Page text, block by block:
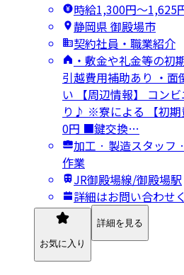
時給1,300円〜1,625
静岡県 御殿場市
契約社員・職業紹介
・敷金や礼金等の初
引越費用補助あり ・面
い 【周辺情報】 コン
り♪ ※寮による 【初
0円 ■鍵交換…
加工 · 製造スタッフ
作業
JR御殿場線/御殿場駅
詳細はお問い合わせ
お気に入り
詳細を見る